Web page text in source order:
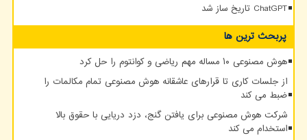
ChatGPT تاریخ ساز شد
پربحث ترین ها
هوش مصنوعی ۱۰ مساله مهم ریاضی و کوانتوم را حل کرد
از جلسات کاری تا قرارهای عاشقانه هوش مصنوعی تمام مکالمات را
ضبط می کند
شرکت هوش مصنوعی برای یافتن گنج، دزد دریایی با حقوق بالا
استخدام می کند